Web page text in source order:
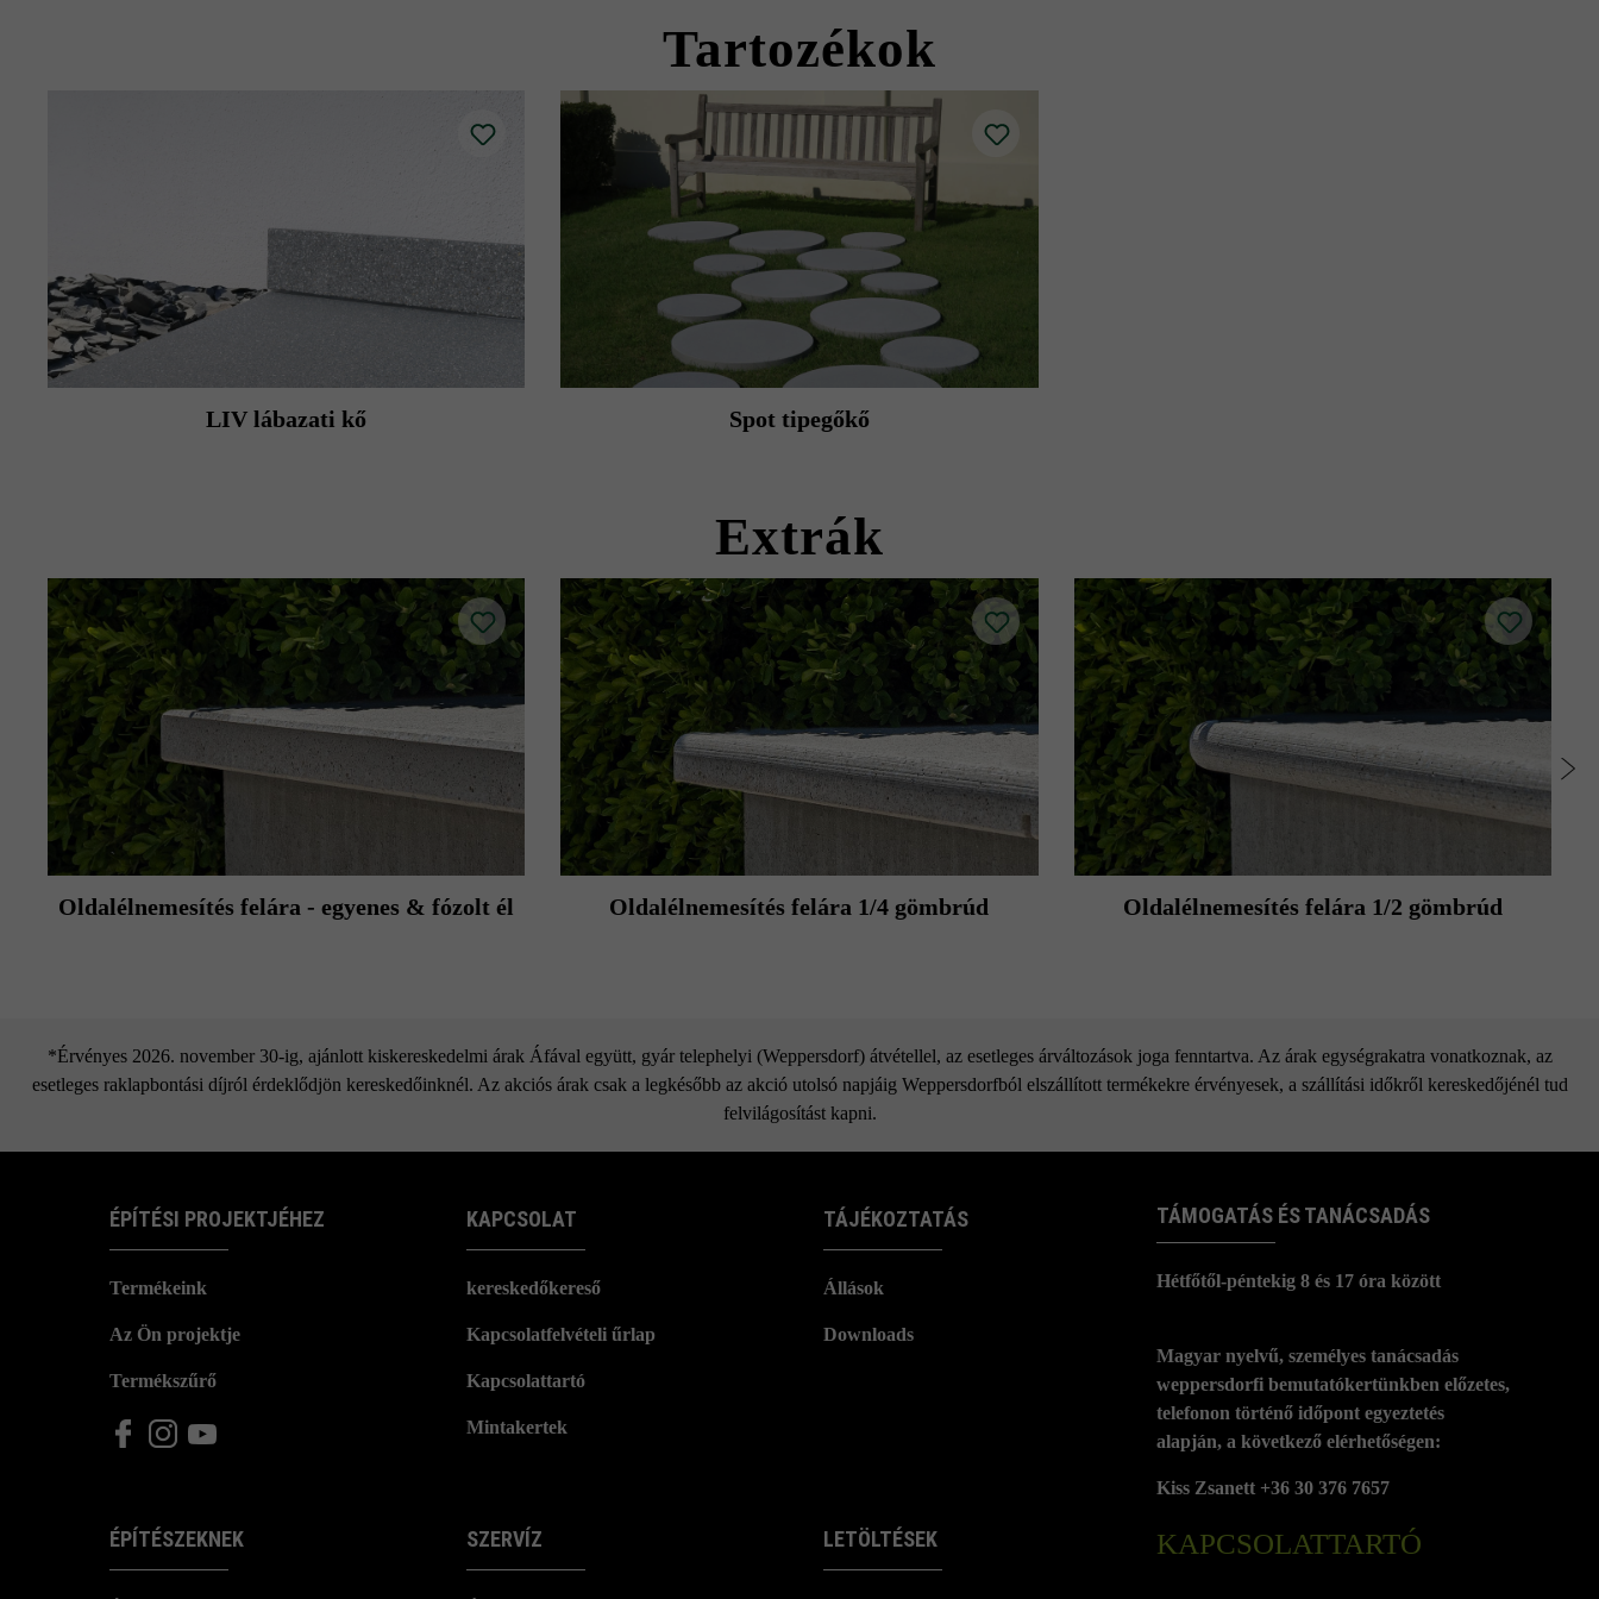
Kérjük, vegye figyelembe, hogy a burkolólapok színe kihatással van a napenergia tárolási minőségére; a világos lapok visszaverik a hőt, a sötétek viszont
Védje betonlapjait az éles peremű teraszbútorok által okozott sérülésektől.
Kérjük, vegye figyelembe a lerakási útmutatókat és a termék adatlapokat az építési tanácsok/szerviz menüpont alatt.
Kötőanyagos építési mód (cementalapú fugázás) esetén a perem mentén enyhe színváltozás alakulhat ki.
Tartozékok
LIV lábazati kő Spot tipegőkő
Extrák
Oldalélnemesítés felára - egyenes & fózolt él Oldalélnemesítés felára 1/4 gömbrúd Oldalélnemesítés felára 1/2 gömbrúd
*Érvényes 2026. november 30-ig, ajánlott kiskereskedelmi árak Áfával együtt, gyár telephelyi (Weppersdorf) átvétellel, az esetleges árváltozások joga fenntartva. Az árak egységrakatra vonatkoznak, az
esetleges raklapbontási díjról érdeklődjön kereskedőinknél. Az akciós árak csak a legkésőbb az akció utolsó napjáig Weppersdorfból elszállított termékekre érvényesek, a szállítási időkről kereskedőjénél tud
felvilágosítást kapni.
ÉPÍTÉSI PROJEKTJÉHEZ
Termékeink
Az Ön projektje
Termékszűrő
ÉPÍTÉSZEKNEK
KAPCSOLAT
kereskedőkereső
Kapcsolatfelvételi űrlap
Kapcsolattartó
Mintakertek
SZERVÍZ
TÁJÉKOZTATÁS
Állások
Downloads
LETÖLTÉSEK
TÁMOGATÁS ÉS TANÁCSADÁS
Hétfőtől-péntekig 8 és 17 óra között
KAPCSOLATTARTÓ
Magyar nyelvű, személyes tanácsadás
weppersdorfi bemutatókertünkben előzetes,
telefonon történő időpont egyeztetés
alapján, a következő elérhetőségen:
Kiss Zsanett +36 30 376 7657